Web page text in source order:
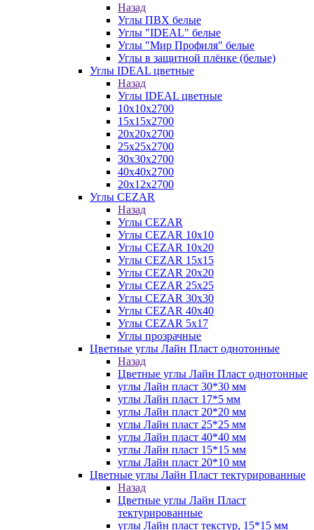
Назад
Углы ПВХ белые
Углы "IDEAL" белые
Углы "Мир Профиля" белые
Углы в защитной плёнке (белые)
Углы IDEAL цветные
Назад
Углы IDEAL цветные
10х10х2700
15х15х2700
20х20х2700
25х25х2700
30х30х2700
40х40х2700
20х12х2700
Углы CEZAR
Назад
Углы CEZAR
Углы CEZAR 10х10
Углы CEZAR 10х20
Углы CEZAR 15х15
Углы CEZAR 20х20
Углы CEZAR 25х25
Углы CEZAR 30х30
Углы CEZAR 40х40
Углы CEZAR 5х17
Углы прозрачные
Цветные углы Лайн Пласт однотонные
Назад
Цветные углы Лайн Пласт однотонные
углы Лайн пласт 30*30 мм
углы Лайн пласт 17*5 мм
углы Лайн пласт 20*20 мм
углы Лайн пласт 25*25 мм
углы Лайн пласт 40*40 мм
углы Лайн пласт 15*15 мм
углы Лайн пласт 20*10 мм
Цветные углы Лайн Пласт тектурированные
Назад
Цветные углы Лайн Пласт
тектурированные
углы Лайн пласт текстур, 15*15 мм